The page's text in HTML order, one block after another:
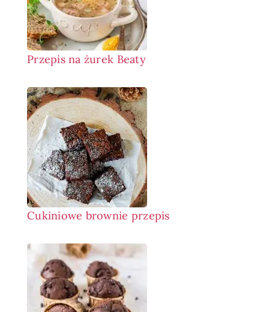
Przepis na żurek Beaty
Cukiniowe brownie przepis